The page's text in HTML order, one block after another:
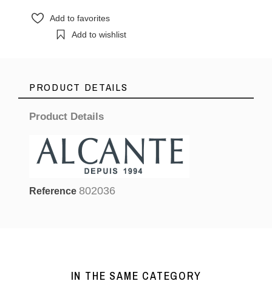
Add to favorites
Add to wishlist
PRODUCT DETAILS
Product Details
Reference 802036
IN THE SAME CATEGORY